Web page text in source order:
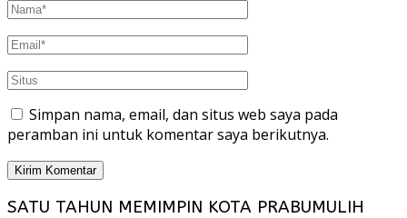
Simpan nama, email, dan situs web saya pada
peramban ini untuk komentar saya berikutnya.
SATU TAHUN MEMIMPIN KOTA PRABUMULIH